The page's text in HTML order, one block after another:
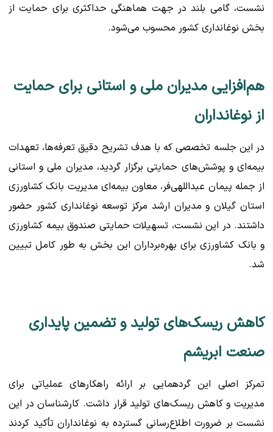
نشست، گامی بلند در جهت هماهنگی حداکثری برای حمایت از
بخش نوغانداری کشور محسوب می‌شود.
هم‌افزایی مدیران ملی و استانی برای حمایت
از نوغانداران
در این جلسه تخصصی که با هدف تشریح دقیق تعرفه‌ها، تعهدات
بیمه‌ای و پوشش‌های حمایتی برگزار گردید، مدیران ملی و استانی
از جمله پیمان عبداللهی‌فر، معاون بیمه‌ای مدیریت بانک کشاورزی
استان گیلان و مدیران ارشد مرکز توسعه نوغانداری کشور حضور
داشتند. در این نشست، تسهیلات حمایتی صندوق بیمه کشاورزی
و بانک کشاورزی برای بهره‌برداران این بخش به طور کامل تبیین
شد.
کاهش ریسک‌های تولید و تضمین پایداری
صنعت ابریشم
تمرکز اصلی این گردهمایی بر ارائه راهکارهای عملیاتی برای
مدیریت و کاهش ریسک‌های تولید قرار داشت. کارشناسان در این
نشست بر ضرورت اطلاع‌رسانی گسترده به نوغانداران تأکید کردند